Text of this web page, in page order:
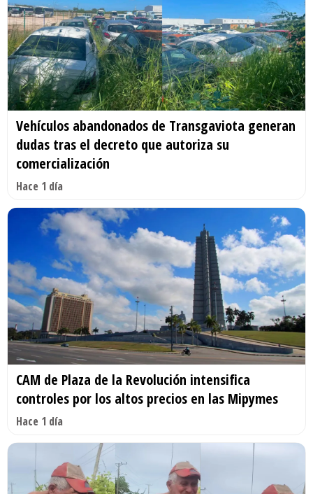
Vehículos abandonados de Transgaviota generan
dudas tras el decreto que autoriza su
comercialización
Hace 1 día
CAM de Plaza de la Revolución intensifica
controles por los altos precios en las Mipymes
Hace 1 día